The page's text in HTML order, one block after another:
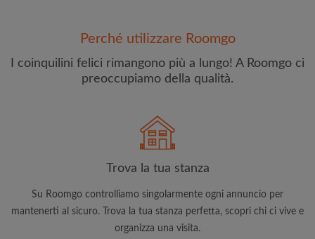
Password
Perché utilizzare Roomgo
I coinquilini felici rimangono più a lungo! A Roomgo ci
preoccupiamo della qualità.
Trova la tua stanza
Su Roomgo controlliamo singolarmente ogni annuncio per
mantenerti al sicuro. Trova la tua stanza perfetta, scopri chi ci vive e
organizza una visita.